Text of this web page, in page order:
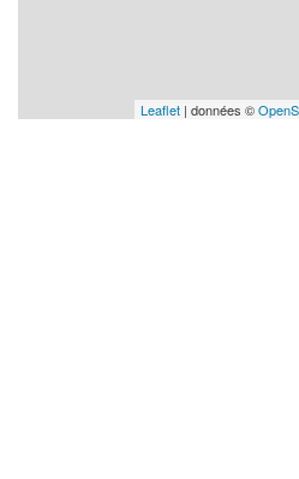
Leaflet | données ©